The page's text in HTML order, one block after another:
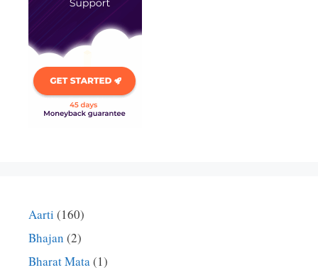
Aarti (160)
Bhajan (2)
Bharat Mata(1)